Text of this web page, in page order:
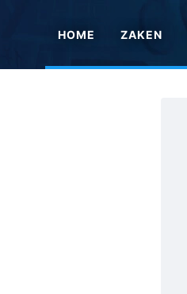
HOME ZAKEN